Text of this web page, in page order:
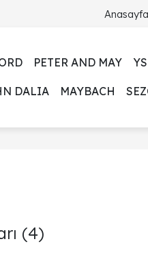
Anasayfa
PETER AND MAY
DALIA MAYBACH
(4)